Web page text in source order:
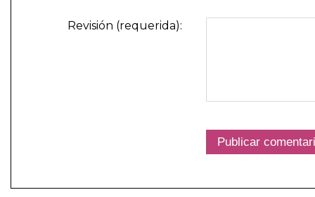
Revisión (requerida):